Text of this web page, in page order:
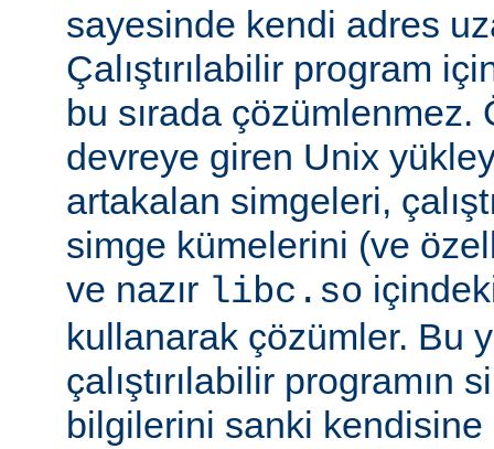
sayesinde kendi adres
Çalıştırılabilir program
bu sırada
devreye giren Unix
artakalan simgeleri,
simge kümelerini (ve
ve nazır libc.so
kullanarak çözümler. Bu
çalıştırılabilir programın
bilgilerini sanki